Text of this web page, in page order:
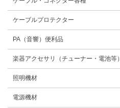
ケーブルプロテクター
PA（音響）便利品
楽器アクセサリ（チューナー・電池等）
照明機材
電源機材